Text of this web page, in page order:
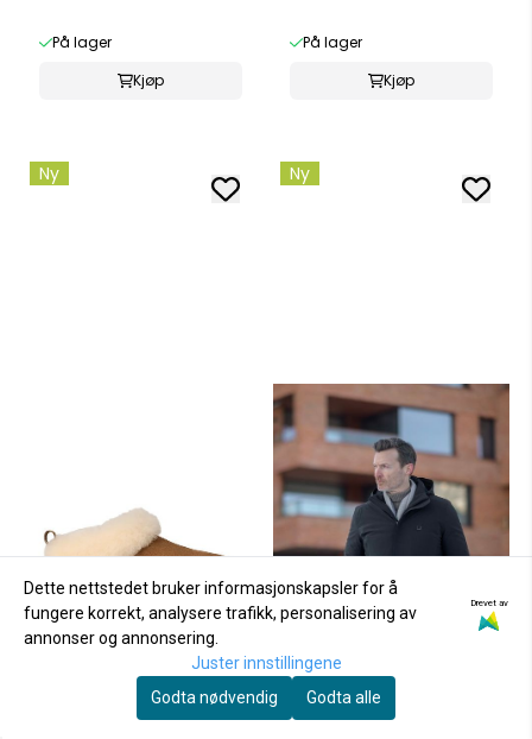
På lager
Kjøp
På lager
Kjøp
Ny Ny
Dette nettstedet bruker informasjonskapsler for å
fungere korrekt, analysere trafikk, personalisering av
annonser og annonsering.
Drevet av
Juster innstillingene
Godta nødvendig
Godta alle